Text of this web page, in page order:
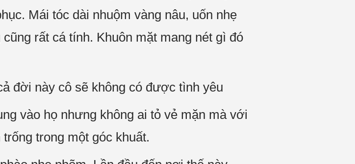
Mái tóc dài nhuộm vàng nâu, uốn nhẹ
rất cá tính. Khuôn mặt mang nét gì đó
đời này cô sẽ không có được tình yêu
vào họ nhưng không ai tỏ vẻ mặn mà với
trong một góc khuất.